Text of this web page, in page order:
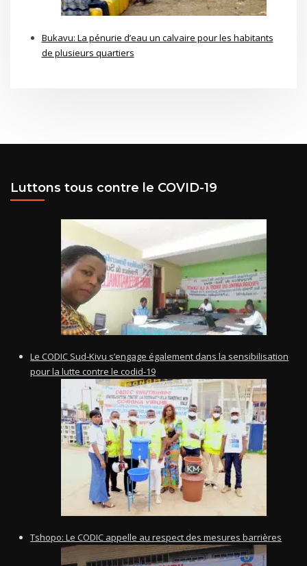
Bukavu: La pénurie d’eau un calvaire pour les habitants
de plusieurs quartiers
Luttons tous contre le COVID-19
Le CODIC Sud-Kivu s’engage également dans la sensibilisation
pour la lutte contre le codid-19
Tshopo: Le CODIC appelle au respect des mesures barrières